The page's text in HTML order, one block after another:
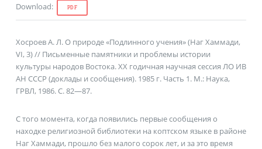
Download: PDF
Хосроев А. Л. О природе «Подлинного учения» (Наг Хаммади,
VI, 3) // Письменные памятники и проблемы истории
культуры народов Востока. XX годичная научная сессия ЛО ИВ
АН СССР (доклады и сообщения). 1985 г. Часть 1. М.: Наука,
ГРВЛ, 1986. С. 82—87.
С того момента, когда появились первые сообщения о
находке религиозной библиотеки на коптском языке в районе
Наг Хаммади, прошло без малого сорок лет, и за это время